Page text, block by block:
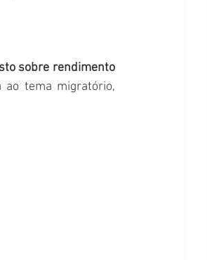
sobre rendimento
ao tema migratório,